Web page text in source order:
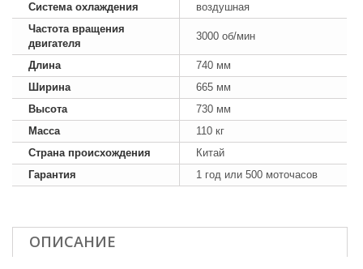
Система охлаждения
воздушная
Частота вращения
двигателя
3000 об/мин
Длина
740 мм
Ширина
665 мм
Высота
730 мм
Масса
110 кг
Страна происхождения
Китай
Гарантия
1 год или 500 моточасов
ОПИСАНИЕ